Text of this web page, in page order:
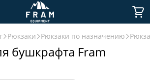
Рюкзаки Рюкзаки по назначению
бушкрафта Fram